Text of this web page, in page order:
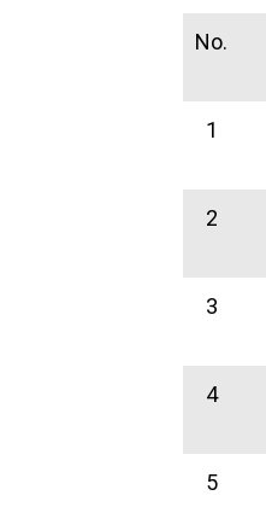
No.
1
2
3
4
5